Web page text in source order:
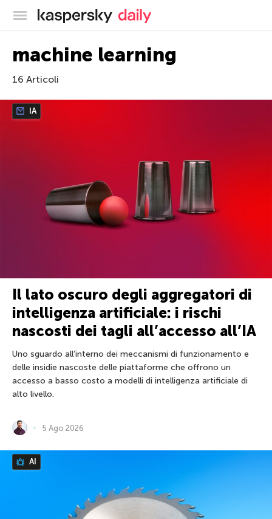
Blog ufficiale di Kaspersky
machine learning
16 Articoli
IA
Il lato oscuro degli aggregatori di
intelligenza artificiale: i rischi
nascosti dei tagli all’accesso all’IA
Uno sguardo all’interno dei meccanismi di funzionamento e
delle insidie nascoste delle piattaforme che offrono un
accesso a basso costo a modelli di intelligenza artificiale di
alto livello.
5 Ago 2026
AI